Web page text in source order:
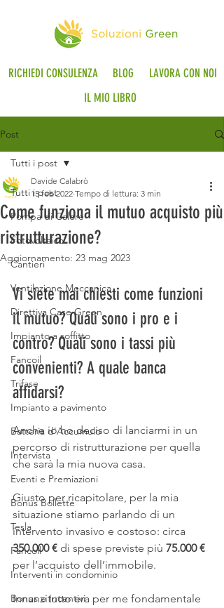
RICHIEDI CONSULENZA BLOG
LAVORA CON NOI
IL MIO LIBRO
Post
Tutti i post
Pompa di Calore
Fotovoltaico
Cantieri
Ventilazione Meccanica
Direttiva Case Green
Impianto a soffitto
Fancoil
Trifase
Impianto a pavimento
Batteria d'Accumulo
Intervista
Eventi e Premiazioni
Bonus Bollette
Tesla
Fancoil
Interventi in condominio
Bonus e Incentivi
Tutti i post
Come funziona il mutuo acquisto più
ristrutturazione?
Davide Calabrò
15 feb 2022 Tempo di lettura: 3 min
Aggiornamento: 23 mag 2023
Vi siete mai chiesti come funzioni
il mutuo? Quali sono i pro e i
contro? Quali sono i tassi più
convenienti? A quale banca
affidarsi?
Anche io ho deciso di lanciarmi in un
percorso di ristrutturazione per quella
che sarà la mia nuova casa.
Giusto per ricapitolare, per la mia
situazione stiamo parlando di un
intervento invasivo e costoso: circa
350.000 € di spese previste più 75.000 €
per l’acquisto dell’immobile.
Innanzitutto era per me fondamentale